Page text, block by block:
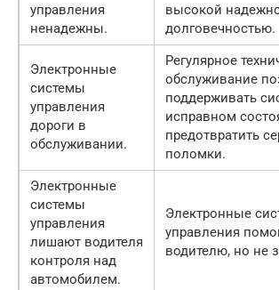
управления
ненадежны.
высокой
долговечностью.
Электронные
системы
управления
дороги в
обслуживании.
Регулярное
обслуживание
поддерживать
исправном
предотвратить
поломки.
Электронные
системы
управления
лишают водителя
контроля над
автомобилем.
Электронные
управления
водителю, но не